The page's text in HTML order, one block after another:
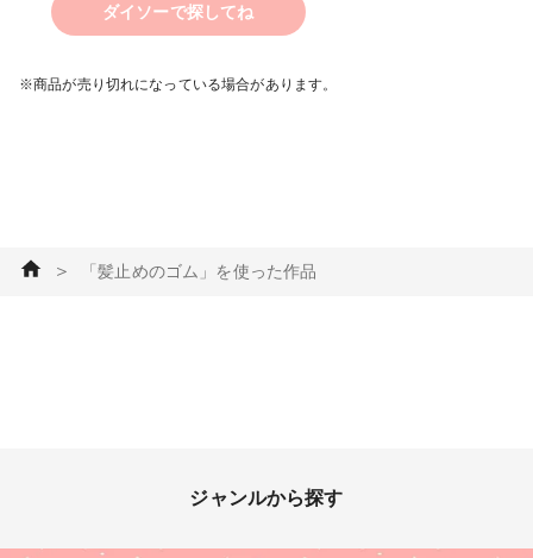
ダイソーで探してね
※商品が売り切れになっている場合があります。
＞ 「髪止めのゴム」を使った作品
ジャンルから探す